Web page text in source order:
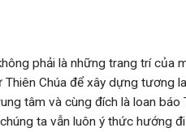
phải là những trang trí của
Chúa để xây dựng tương
tâm và cùng đích là loan
ta vẫn luôn ý thức hướng